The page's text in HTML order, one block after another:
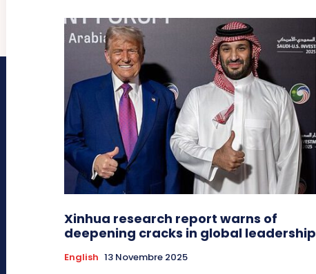
Xinhua research report warns of
deepening cracks in global leadership
English 13 Novembre 2025